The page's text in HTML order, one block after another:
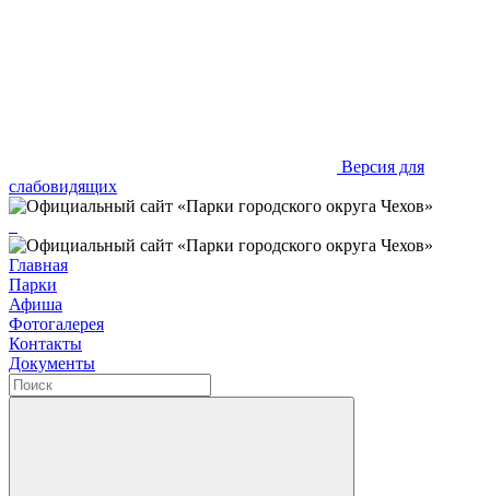
Версия для
слабовидящих
Главная
Парки
Афиша
Фотогалерея
Контакты
Документы